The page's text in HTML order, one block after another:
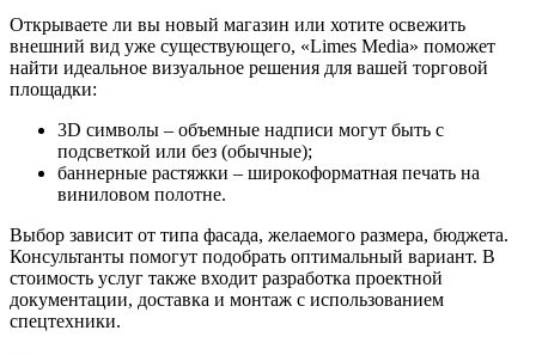
Открываете ли вы новый магазин или хотите освежить
внешний вид уже существующего, «Limes Media» поможет
найти идеальное визуальное решения для вашей торговой
площадки:
3D символы – объемные надписи могут быть с
подсветкой или без (обычные);
баннерные растяжки – широкоформатная печать на
виниловом полотне.
Выбор зависит от типа фасада, желаемого размера, бюджета.
Консультанты помогут подобрать оптимальный вариант. В
стоимость услуг также входит разработка проектной
документации, доставка и монтаж с использованием
спецтехники.